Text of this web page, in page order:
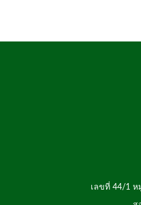
เลขที่ 44/1 ห